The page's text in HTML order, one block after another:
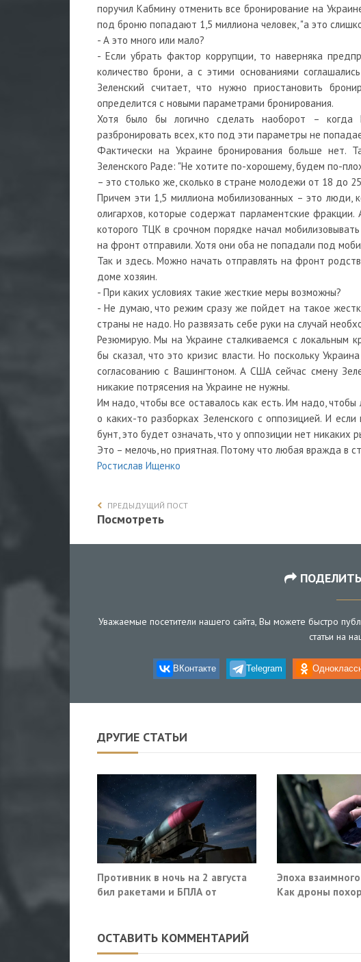
поручил Кабмину отменить все бронирование на
под броню попадают 1,5 миллиона человек, "а это
- А это много или мало?
- Если убрать фактор коррупции, то наверняка
количество брони, а с этими основаниями
Зеленский считает, что нужно приостановить
определится с новыми параметрами бронирования.
Хотя было бы логично сделать наоборот – когда
разбронировать всех, кто под эти параметры не
Фактически на Украине бронирования больше
Зеленского Раде: "Не хотите по-хорошему, будем по-
– это столько же, сколько в стране молодежи от 18 до
Причем эти 1,5 миллиона мобилизованных – это
олигархов, которые содержат парламентские
которого ТЦК в срочном порядке начал
на фронт отправили. Хотя они оба не попадали под
Так и здесь. Можно начать отправлять на фронт
доме хозяин.
- При каких условиях такие жесткие меры возможны?
- Не думаю, что режим сразу же пойдет на такое
страны не надо. Но развязать себе руки на случай
Резюмирую. Мы на Украине сталкиваемся с локальным
бы сказал, что это кризис власти. Но поскольку
согласованию с Вашингтоном. А США сейчас смену
никакие потрясения на Украине не нужны.
Им надо, чтобы все оставалось как есть. Им надо,
о каких-то разборках Зеленского с оппозицией. И
бунт, это будет означать, что у оппозиции нет никаких
Это – мелочь, но приятная. Потому что любая вражда в
Ростислав Ищенко
ПРЕДЫДУЩИЙ ПОСТ
Посмотреть
Уважаемые посетители нашего сайта, Вы можете быстро
статьи на
ВКонтакте Telegram
ДРУГИЕ СТАТЬИ
Противник в ночь на 2 августа
бил ракетами и БПЛА от
Эпоха
Как дроны
ОСТАВИТЬ КОММЕНТАРИЙ